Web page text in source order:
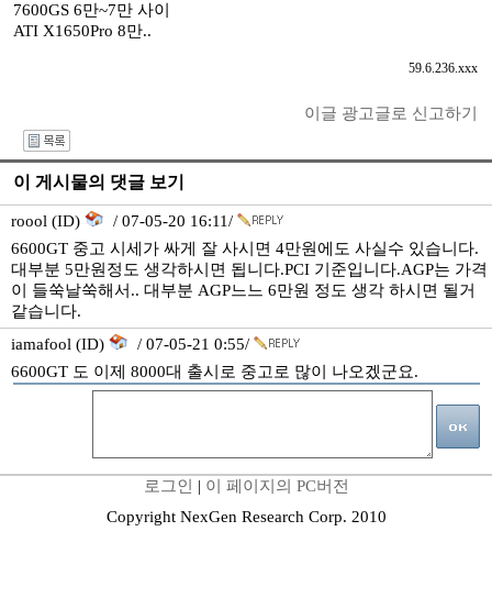
7600GS 6만~7만 사이
ATI X1650Pro 8만..
59.6.236.xxx
이글 광고글로 신고하기
이 게시물의 댓글 보기
roool (ID)
/ 07-05-20 16:11/
6600GT 중고 시세가 싸게 잘 사시면 4만원에도 사실수 있습니다.
대부분 5만원정도 생각하시면 됩니다.PCI 기준입니다.AGP는 가격
이 들쑥날쑥해서.. 대부분 AGP느느 6만원 정도 생각 하시면 될거
같습니다.
iamafool (ID)
/ 07-05-21 0:55/
6600GT 도 이제 8000대 출시로 중고로 많이 나오겠군요.
로그인 | 이 페이지의 PC버전
Copyright NexGen Research Corp. 2010